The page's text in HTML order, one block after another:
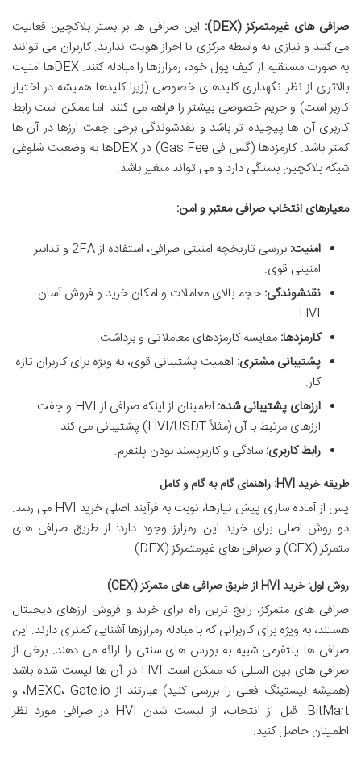
صرافی های غیرمتمرکز (DEX):
این صرافی ها بر بستر بلاکچین فعالیت
می کنند و نیازی به واسطه مرکزی یا احراز هویت ندارند. کاربران می توانند
به صورت مستقیم از کیف پول خود، رمزارزها را مبادله کنند. DEXها امنیت
بالاتری از نظر نگهداری کلیدهای خصوصی (زیرا کلیدها همیشه در اختیار
کاربر است) و حریم خصوصی بیشتر را فراهم می کنند. اما ممکن است رابط
کاربری آن ها پیچیده تر باشد و نقدشوندگی برخی جفت ارزها در آن ها
کمتر باشد. کارمزدها (گس فی Gas Fee) در DEXها به وضعیت شلوغی
شبکه بلاکچین بستگی دارد و می تواند متغیر باشد.
معیارهای انتخاب صرافی معتبر و امن:
امنیت:
بررسی تاریخچه امنیتی صرافی، استفاده از 2FA و تدابیر
امنیتی قوی.
نقدشوندگی: حجم بالای معاملات و امکان خرید و فروش آسان
HVI.
کارمزدها: مقایسه کارمزدهای معاملاتی و برداشت.
پشتیبانی مشتری: اهمیت پشتیبانی قوی، به ویژه برای کاربران تازه
کار.
ارزهای پشتیبانی شده:
اطمینان از اینکه صرافی از HVI و جفت
ارزهای مرتبط با آن (مثلاً HVI/USDT) پشتیبانی می کند.
رابط کاربری: سادگی و کاربرپسند بودن پلتفرم.
طریقه خرید HVI: راهنمای گام به گام و کامل
پس از آماده سازی پیش نیازها، نوبت به فرآیند اصلی خرید HVI می رسد.
دو روش اصلی برای خرید این رمزارز وجود دارد: از طریق صرافی های
متمرکز (CEX) و صرافی های غیرمتمرکز (DEX).
روش اول: خرید HVI از طریق صرافی های متمرکز (CEX)
صرافی های متمرکز، رایج ترین راه برای خرید و فروش ارزهای دیجیتال
هستند، به ویژه برای کاربرانی که با مبادله رمزارزها آشنایی کمتری دارند. این
صرافی ها پلتفرمی شبیه به بورس های سنتی را ارائه می دهند. برخی از
صرافی های بین المللی که ممکن است HVI در آن ها لیست شده باشد
(همیشه لیستینگ فعلی را بررسی کنید) عبارتند از MEXC، Gate.io، و
BitMart. قبل از انتخاب، از لیست شدن HVI در صرافی مورد نظر
اطمینان حاصل کنید.